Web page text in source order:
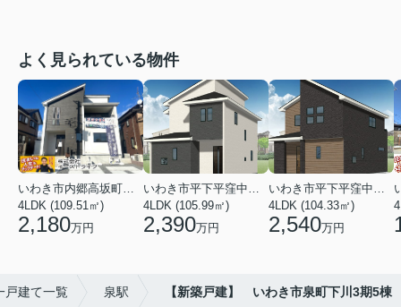
よく見られている物件
いわき市内郷高坂町２丁目
4LDK (109.51㎡)
2,180万円
いわき市平下平窪中島町
4LDK (105.99㎡)
2,390万円
いわき市平下平窪中島町
4LDK (104.33㎡)
2,540万円
戸建て一覧 泉駅 【新築戸建】 いわき市泉町下川3期5棟